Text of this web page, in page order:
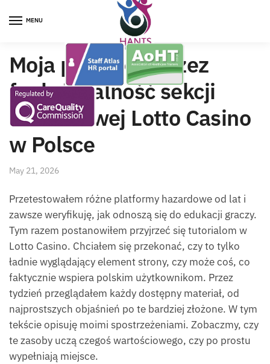
MENU
Moja przygoda przez
funkcjonalność sekcji
tutorialowej Lotto Casino
w Polsce
May 21, 2026
Przetestowałem różne platformy hazardowe od lat i
zawsze weryfikuję, jak odnoszą się do edukacji graczy.
Tym razem postanowiłem przyjrzeć się tutorialom w
Lotto Casino. Chciałem się przekonać, czy to tylko
ładnie wyglądający element strony, czy może coś, co
faktycznie wspiera polskim użytkownikom. Przez
tydzień przeglądałem każdy dostępny materiał, od
najprostszych objaśnień po te bardziej złożone. W tym
tekście opisuję moimi spostrzeżeniami. Zobaczmy, czy
te zasoby uczą czegoś wartościowego, czy po prostu
wypełniają miejsce.